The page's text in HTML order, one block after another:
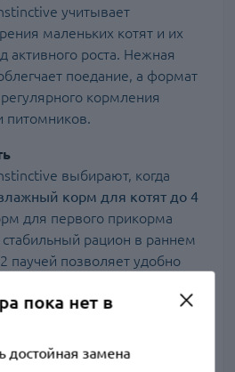
учитывает
маленьких котят и их
активного роста. Нежная
поедание, а формат
кормления
питомников.
выбирают, когда
корм для котят до 4
для первого прикорма
рацион в раннем
паучей позволяет удобно
пока нет в
достойная замена